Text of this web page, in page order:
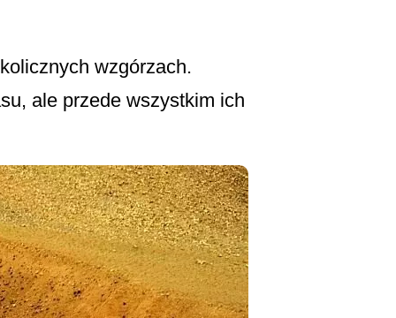
wzgórzach.
ale przede wszystkim ich